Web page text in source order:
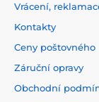
Vrácení,
Kontakty
Ceny poštovného
Záruční opravy
Obchodní